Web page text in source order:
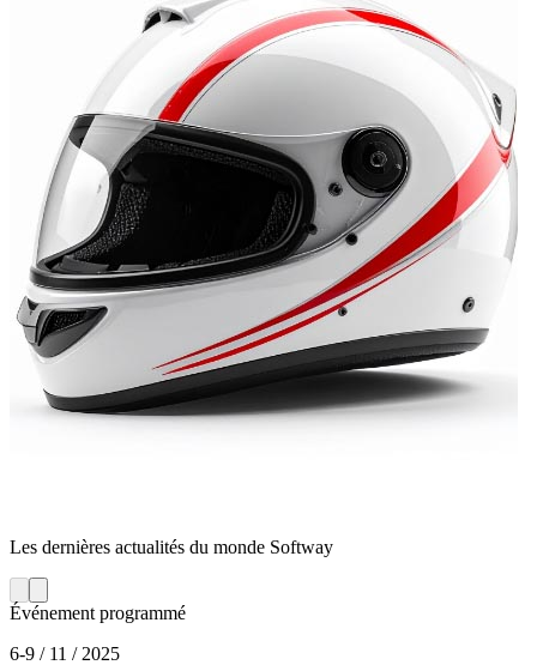
Les dernières actualités du monde Softway
Événement programmé
6-9 / 11 / 2025